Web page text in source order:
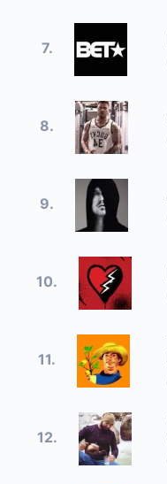
7.
8.
9.
10.
11.
12.